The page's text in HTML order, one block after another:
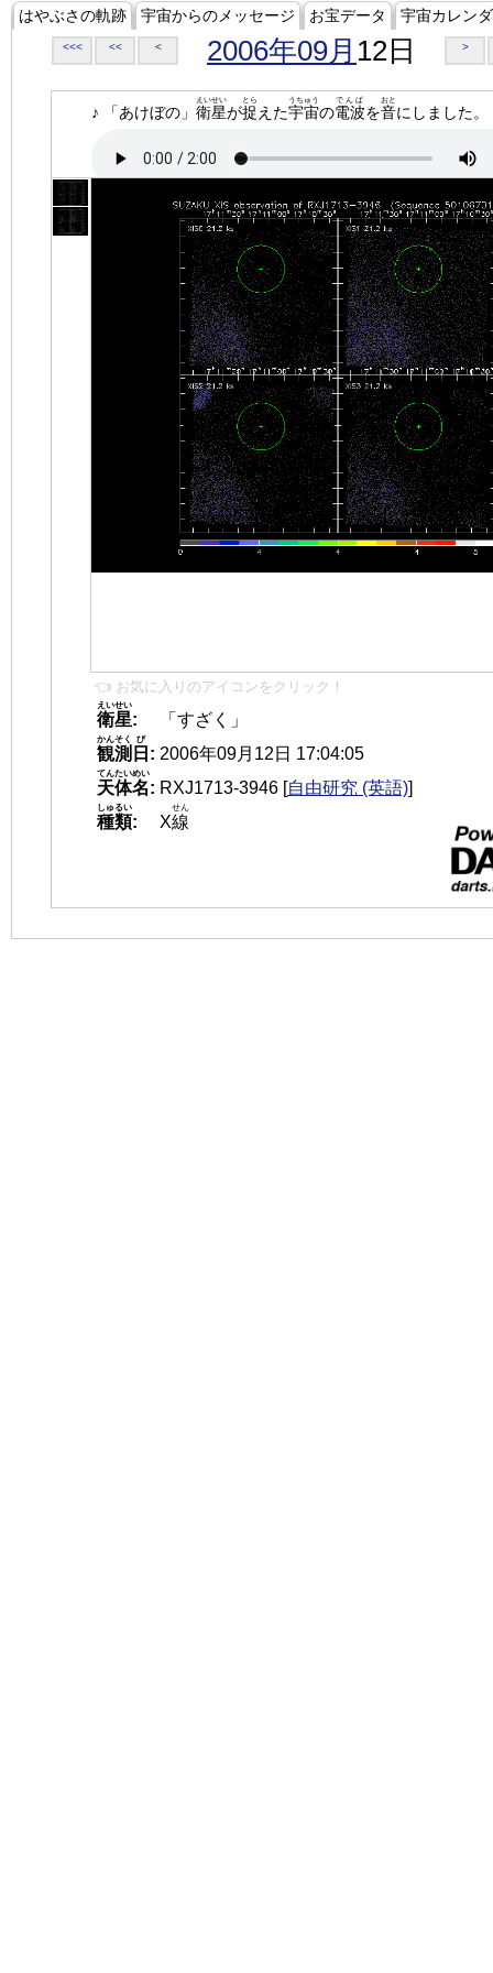
はやぶさの軌跡 宇宙からのメッセージ お宝データ 宇宙カレン
<<< << < 2006年09月 12日 >
♪ 「あけぼの」 衛星
えいせい
が捉
とら
えた宇宙
うちゅう
の電波
でんぱ
を音
おと
にしました。
👈 お気に入りのアイコンをクリック！
衛星
えいせい
:
「すざく」
観測
かんそく
日
び
: 2006年09月12日 17:04:05
天体名
てんたいめい
: RXJ1713-3946 [自由研究 (英語)]
種類
しゅるい
: X線
せん